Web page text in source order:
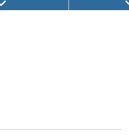
Öppna undermeny